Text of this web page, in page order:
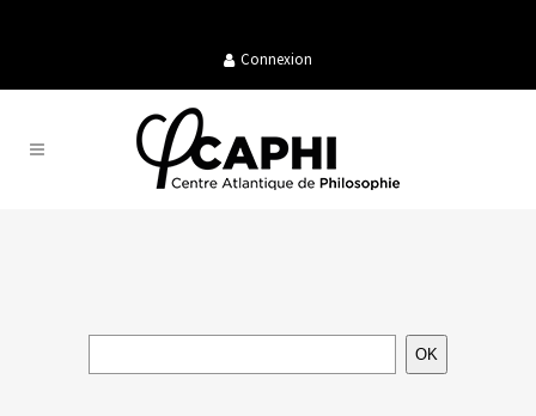
Connexion
OK